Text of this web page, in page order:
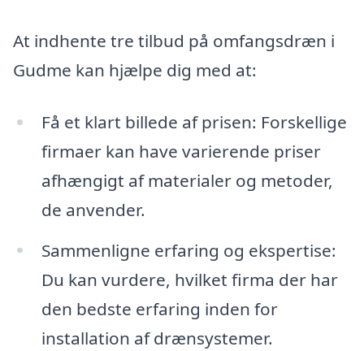
At indhente tre tilbud på omfangsdræn i
Gudme kan hjælpe dig med at:
Få et klart billede af prisen: Forskellige
firmaer kan have varierende priser
afhængigt af materialer og metoder,
de anvender.
Sammenligne erfaring og ekspertise:
Du kan vurdere, hvilket firma der har
den bedste erfaring inden for
installation af drænsystemer.